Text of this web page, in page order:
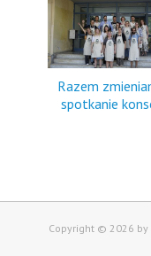
Razem
spotkanie
Copyright © 2026 by